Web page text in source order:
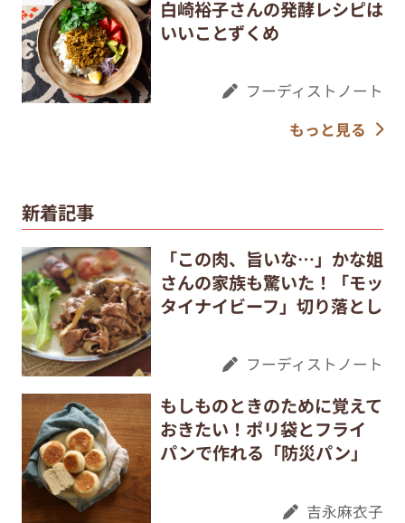
白崎裕子さんの発酵レシピは
いいことずくめ
フーディストノート
もっと見る
新着記事
「この肉、旨いな…」かな姐
さんの家族も驚いた！「モッ
タイナイビーフ」切り落とし
フーディストノート
もしものときのために覚えて
おきたい！ポリ袋とフライ
パンで作れる「防災パン」
吉永麻衣子